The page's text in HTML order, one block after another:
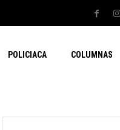
POLICIACA COLUMNAS